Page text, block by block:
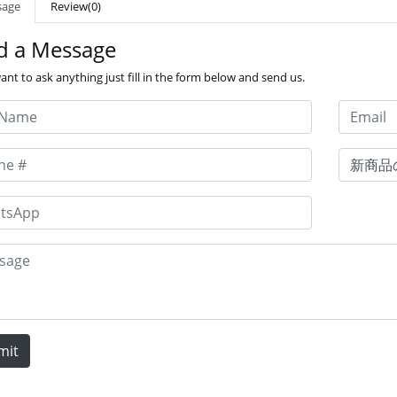
Review(0)
a Message
to ask anything just fill in the form below and send us.